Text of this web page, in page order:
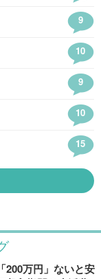
200万円」ないと安